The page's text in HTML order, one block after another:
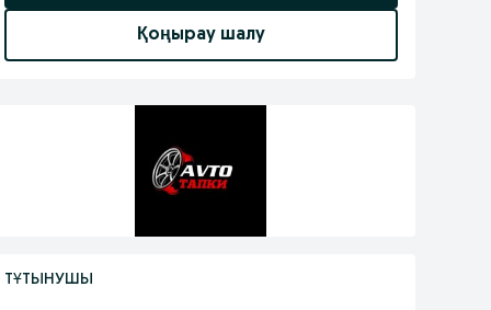
Қоңырау шалу
ТҰТЫНУШЫ